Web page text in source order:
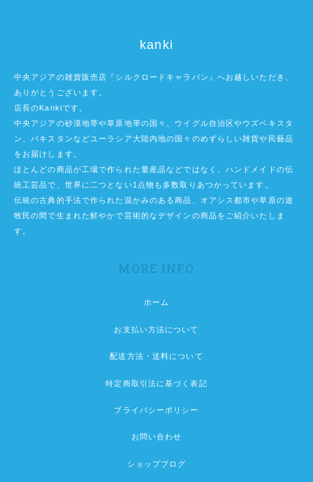
kanki
中央アジアの雑貨販売店『シルクロードキャラバン』へお越しいただき、
ありがとうございます。
店長のKankiです。
中央アジアの砂漠地帯や草原地帯の国々、ウイグル自治区やウズベキスタ
ン、パキスタンなどユーラシア大陸内地の国々のめずらしい雑貨や民藝品
をお届けします。
ほとんどの商品が工場で作られた量産品などではなく、ハンドメイドの伝
統工芸品で、世界に二つとない1点物も多数取りあつかっています。
伝統の古典的手法で作られた温かみのある商品、オアシス都市や草原の遊
牧民の間で生まれた鮮やかで芸術的なデザインの商品をご紹介いたしま
す。
MORE INFO
ホーム
お支払い方法について
配送方法・送料について
特定商取引法に基づく表記
プライバシーポリシー
お問い合わせ
ショップブログ